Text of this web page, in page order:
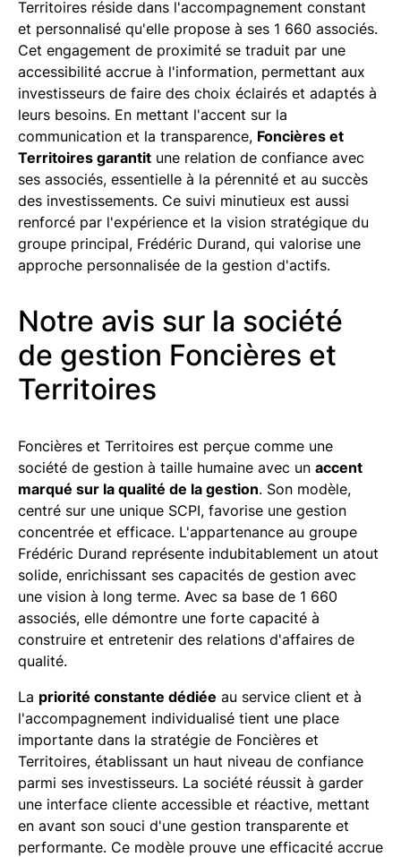
Territoires réside dans l'accompagnement constant
et personnalisé qu'elle propose à ses 1 660 associés.
Cet engagement de proximité se traduit par une
accessibilité accrue à l'information, permettant aux
investisseurs de faire des choix éclairés et adaptés à
leurs besoins. En mettant l'accent sur la
communication et la transparence, Foncières et
Territoires garantit une relation de confiance avec
ses associés, essentielle à la pérennité et au succès
des investissements. Ce suivi minutieux est aussi
renforcé par l'expérience et la vision stratégique du
groupe principal, Frédéric Durand, qui valorise une
approche personnalisée de la gestion d'actifs.
Notre avis sur la société
de gestion Foncières et
Territoires
Foncières et Territoires est perçue comme une
société de gestion à taille humaine avec un accent
marqué sur la qualité de la gestion. Son modèle,
centré sur une unique SCPI, favorise une gestion
concentrée et efficace. L'appartenance au groupe
Frédéric Durand représente indubitablement un atout
solide, enrichissant ses capacités de gestion avec
une vision à long terme. Avec sa base de 1 660
associés, elle démontre une forte capacité à
construire et entretenir des relations d'affaires de
qualité.
La priorité constante dédiée au service client et à
l'accompagnement individualisé tient une place
importante dans la stratégie de Foncières et
Territoires, établissant un haut niveau de confiance
parmi ses investisseurs. La société réussit à garder
une interface cliente accessible et réactive, mettant
en avant son souci d'une gestion transparente et
performante. Ce modèle prouve une efficacité accrue